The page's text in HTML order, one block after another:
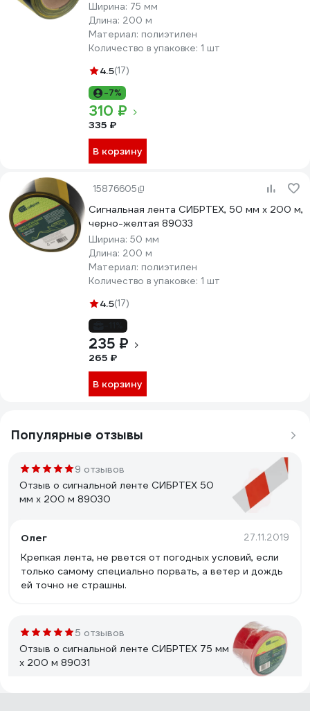
Ширина: 75 мм
Длина: 200 м
Материал: полиэтилен
Количество в упаковке: 1 шт
4.5(17)
-7%
310 ₽
335 ₽
В корзину
15876605
Сигнальная лента СИБРТЕХ, 50 мм х 200 м,
черно-желтая 89033
Ширина: 50 мм
Длина: 200 м
Материал: полиэтилен
Количество в упаковке: 1 шт
4.5(17)
235 ₽
265 ₽
В корзину
Популярные отзывы
9 отзывов
Отзыв о сигнальной ленте СИБРТЕХ 50
мм х 200 м 89030
Олег 27.11.2019
Крепкая лента, не рвется от погодных условий, если
только самому специально порвать, а ветер и дождь
ей точно не страшны.
5 отзывов
Отзыв о сигнальной ленте СИБРТЕХ 75 мм
х 200 м 89031